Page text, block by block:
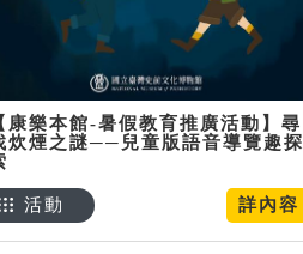
康樂本館-暑假教育推廣活動】尋
炊煙之謎──兒童版語音導覽趣探
詳內容
活動